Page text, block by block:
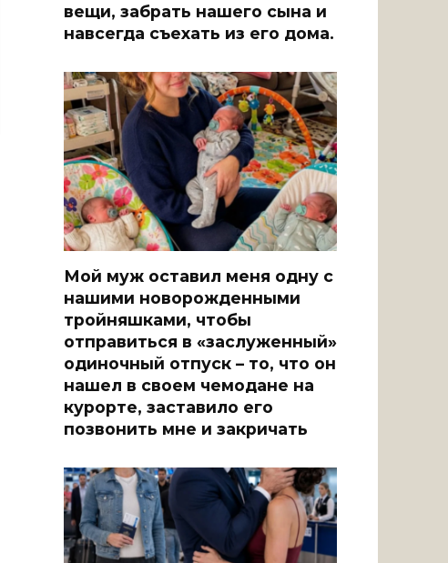
вещи, забрать нашего сына и
навсегда съехать из его дома.
Мой муж оставил меня одну с
нашими новорожденными
тройняшками, чтобы
отправиться в «заслуженный»
одиночный отпуск – то, что он
нашел в своем чемодане на
курорте, заставило его
позвонить мне и закричать